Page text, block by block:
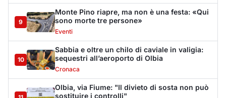
13
Punti di svista: in via Fiume, un anno senza
auto per vietare il nascondino ai delinquenti
Editoriali